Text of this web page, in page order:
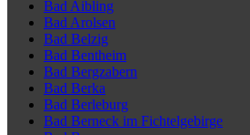
Bad Aibling
Bad Arolsen
Bad Belzig
Bad Bentheim
Bad Bergzabern
Bad Berka
Bad Berleburg
Bad Berneck im Fichtelgebirge